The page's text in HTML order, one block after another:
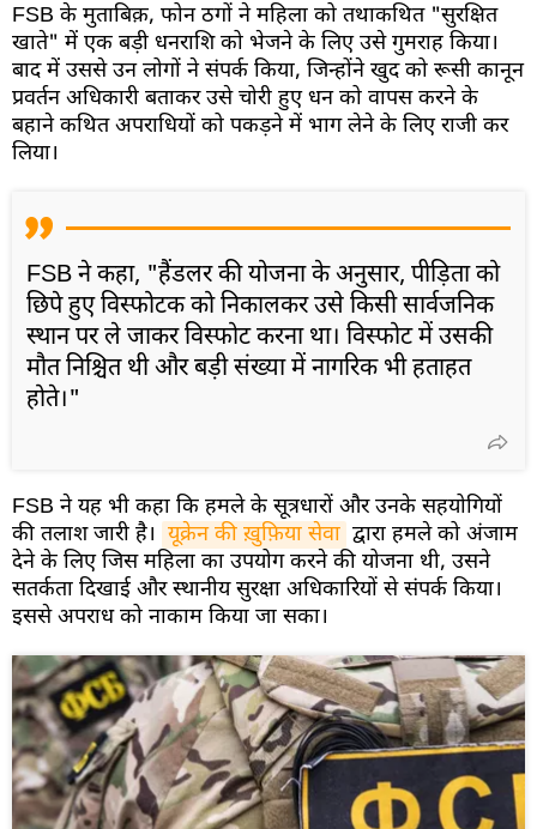
FSB के मुताबिक़, फोन ठगों ने महिला को तथाकथित "सुरक्षित
खाते" में एक बड़ी धनराशि को भेजने के लिए उसे गुमराह किया।
बाद में उससे उन लोगों ने संपर्क किया, जिन्होंने खुद को रूसी कानून
प्रवर्तन अधिकारी बताकर उसे चोरी हुए धन को वापस करने के
बहाने कथित अपराधियों को पकड़ने में भाग लेने के लिए राजी कर
लिया।
FSB ने कहा, "हैंडलर की योजना के अनुसार, पीड़िता को
छिपे हुए विस्फोटक को निकालकर उसे किसी सार्वजनिक
स्थान पर ले जाकर विस्फोट करना था। विस्फोट में उसकी
मौत निश्चित थी और बड़ी संख्या में नागरिक भी हताहत
होते।"
FSB ने यह भी कहा कि हमले के सूत्रधारों और उनके सहयोगियों
की तलाश जारी है। यूक्रेन की ख़ुफ़िया सेवा द्वारा हमले को अंजाम
देने के लिए जिस महिला का उपयोग करने की योजना थी, उसने
सतर्कता दिखाई और स्थानीय सुरक्षा अधिकारियों से संपर्क किया।
इससे अपराध को नाकाम किया जा सका।